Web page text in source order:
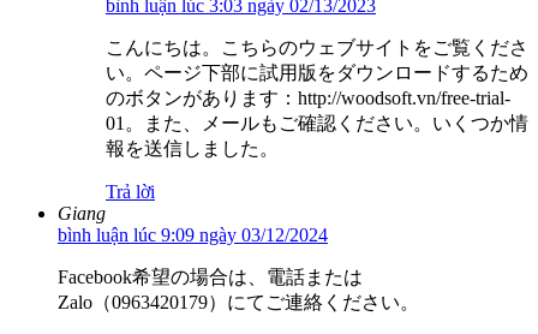
bình luận lúc 3:03 ngày 02/13/2023
こんにちは。こちらのウェブサイトをご覧くださ
い。ページ下部に試用版をダウンロードするため
のボタンがあります：http://woodsoft.vn/free-trial-
01。また、メールもご確認ください。いくつか情
報を送信しました。
Trả lời
Giang
bình luận lúc 9:09 ngày 03/12/2024
Facebook希望の場合は、電話または
Zalo（0963420179）にてご連絡ください。